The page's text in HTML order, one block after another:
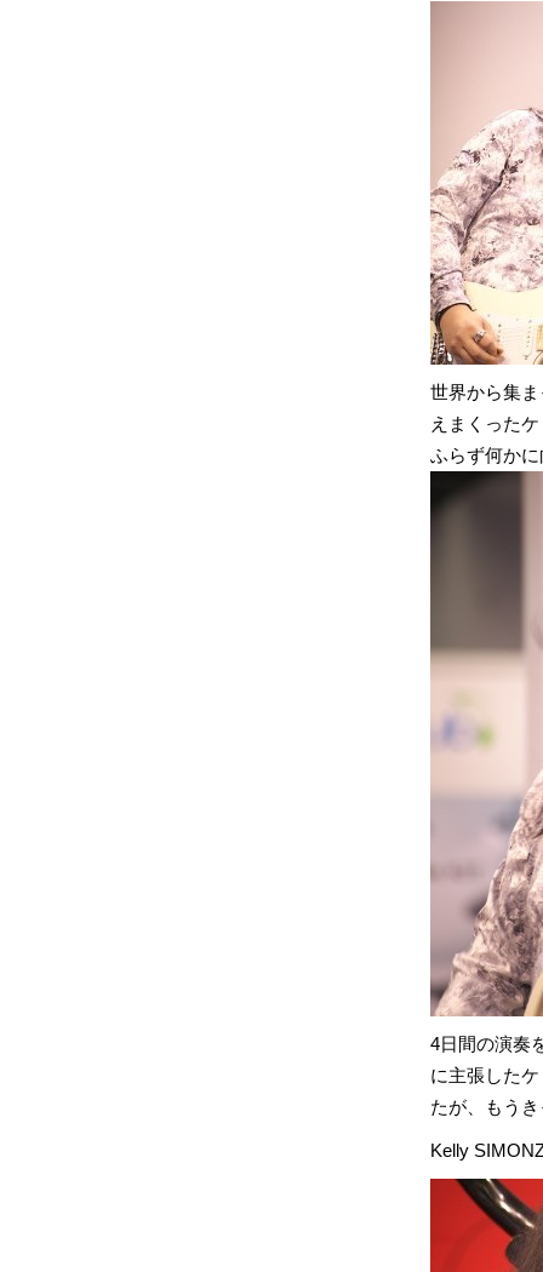
世界から集
えまくった
ふらず何か
4日間の演奏
に主張した
たが、もう
Kelly